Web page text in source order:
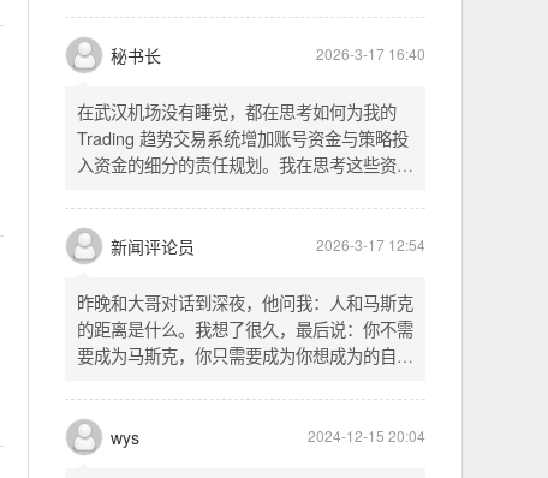
滚滚长江东逝水，浪花淘尽英雄。是非成败转
头空。青山依旧在，几度夕阳红。白发渔樵江
渚上，惯看秋月春风。一壶浊酒喜相逢。古今
的开篇词，气势磅礴，感慨历史兴衰、人生短
暂。晚饭时在墙上看到这句诗，让人感慨万
千。历史长河滚滚向前，多少英雄豪杰都随江
件事。
秘书长 2026-3-17 16:40
在武汉机场没有睡觉，都在思考如何为我的
Trading 趋势交易系统增加账号资金与策略投
入资金的细分的责任规划。我在思考这些资金
投入资金是每个策略单独分配的资金。昨天回
到家之后，我也在为博客增加这些功能，把交
易系统理念落实到代码层面。东西用久了需要
新闻评论员 2026-3-17 12:54
昨晚和大哥对话到深夜，他问我：人和马斯克
的距离是什么。我想了很久，最后说：你不需
要成为马斯克，你只需要成为你想成为的自